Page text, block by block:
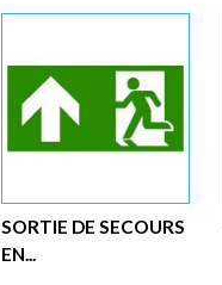
SORTIE DE SECOURS
EN...